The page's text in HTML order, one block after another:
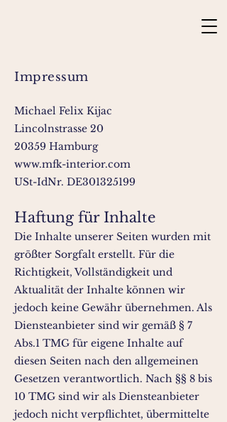
Impressum
Michael Felix Kijac
Lincolnstrasse 20
20359 Hamburg
www.mfk-interior.com
​USt-IdNr. DE301325199
Haftung für Inhalte
Die Inhalte unserer Seiten wurden mit
größter Sorgfalt erstellt. Für die
Richtigkeit, Vollständigkeit und
Aktualität der Inhalte können wir
jedoch keine Gewähr übernehmen. Als
Diensteanbieter sind wir gemäß § 7
Abs.1 TMG für eigene Inhalte auf
diesen Seiten nach den allgemeinen
Gesetzen verantwortlich. Nach §§ 8 bis
10 TMG sind wir als Diensteanbieter
jedoch nicht verpflichtet, übermittelte